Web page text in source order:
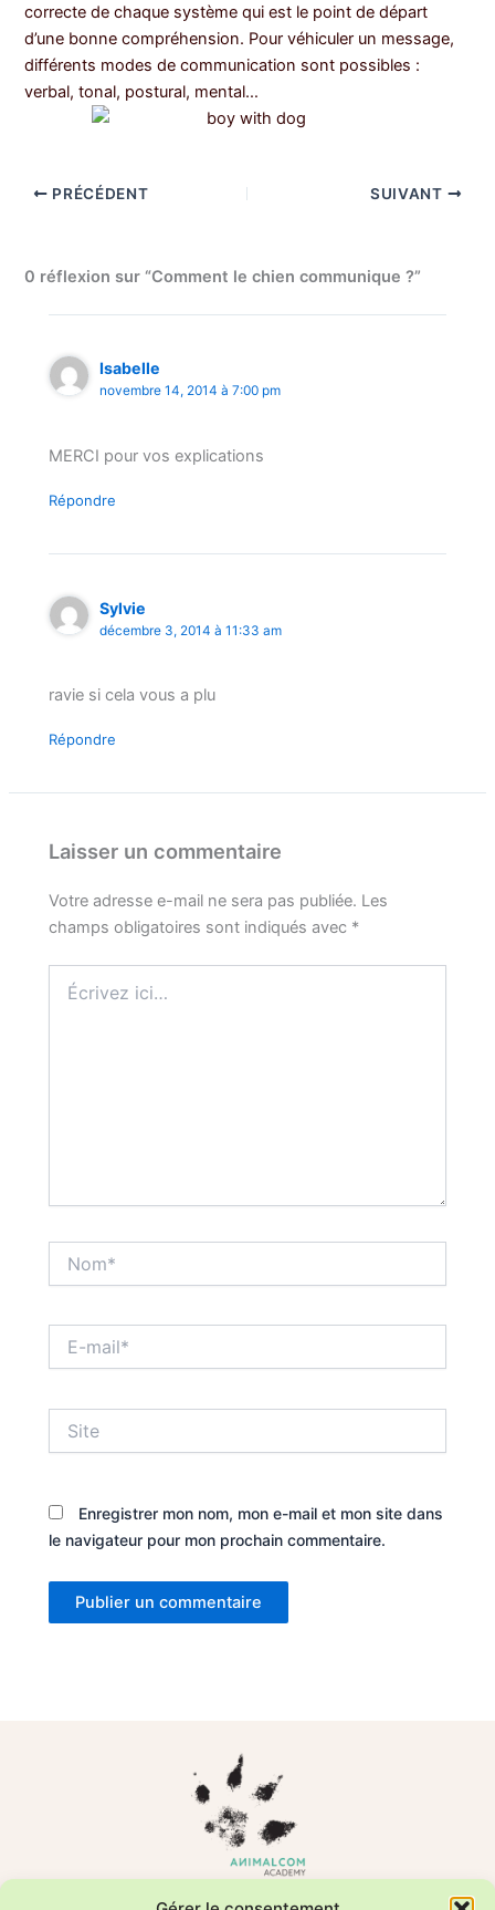
correcte de chaque système qui est le point de départ
d’une bonne compréhension. Pour véhiculer un message,
différents modes de communication sont possibles :
verbal, tonal, postural, mental…
PRÉCÉDENT SUIVANT
0 réflexion sur “Comment le chien communique ?”
Isabelle
novembre 14, 2014 à 7:00 pm
MERCI pour vos explications
Répondre
Sylvie
décembre 3, 2014 à 11:33 am
ravie si cela vous a plu
Répondre
Laisser un commentaire
Votre adresse e-mail ne sera pas publiée. Les
champs obligatoires sont indiqués avec *
ici…
mail*
Enregistrer mon nom, mon e-mail et mon site dans
le navigateur pour mon prochain commentaire.
Formations en comportement animal et relation humain–animal